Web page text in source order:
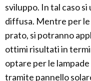
sviluppo. In tal caso
diffusa. Mentre per le
prato, si potranno
ottimi risultati in
optare per le
tramite pannello